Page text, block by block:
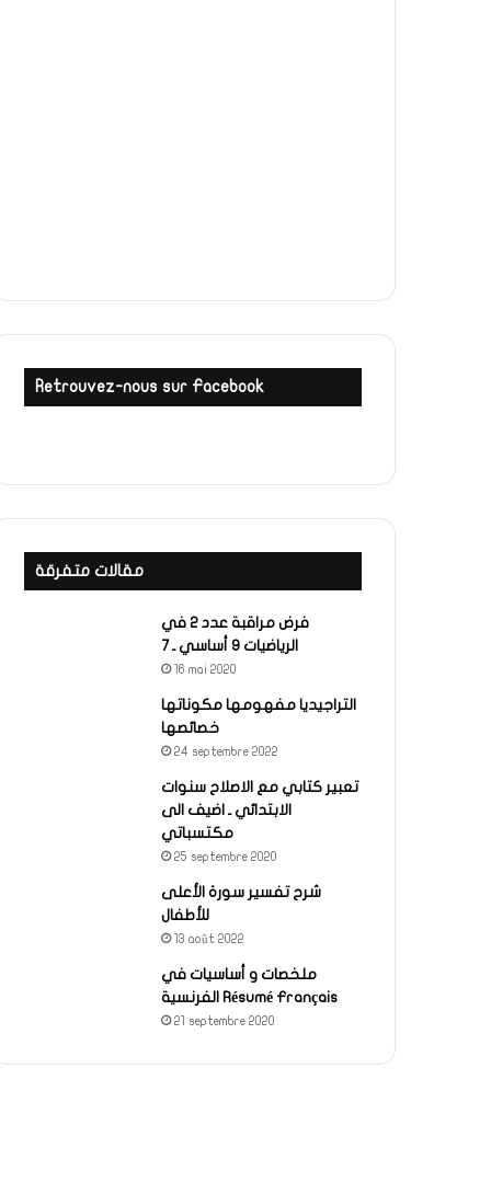
Retrouvez-nous sur Facebook
مقالات متفرقة
فرض مراقبة عدد 2 في
الرياضيات 9 أساسي ـ 7
16 mai 2020
التراجيديا مفهومها مكوناتها
خصائصها
24 septembre 2022
تعبير كتابي مع الاصلاح سنوات
الابتدائي ـ اضيف الى
مكتسباتي
25 septembre 2020
شرح تفسير سورة الأعلى
للأطفال
13 août 2022
ملخصات و أساسيات في
الفرنسية Résumé Français
21 septembre 2020